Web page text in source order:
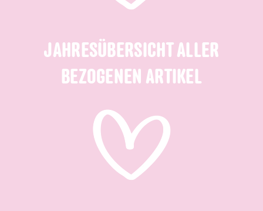
JAHRESÜBERSICHT ALLER
BEZOGENEN ARTIKEL